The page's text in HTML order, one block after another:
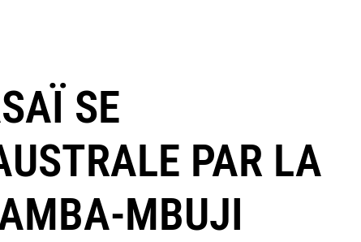
SE
PAR LA
MBUJI